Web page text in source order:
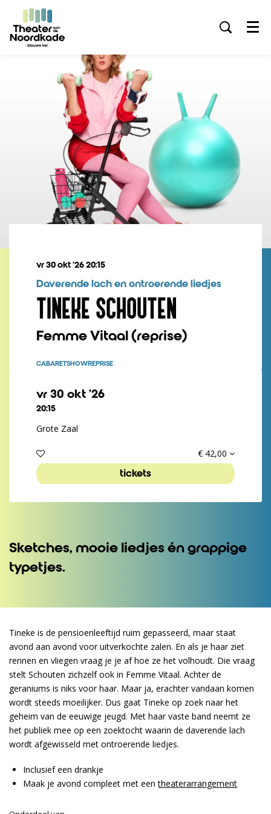
Menu
TINEKE SCHOUTEN
Femme Vitaal (reprise)
Daverende lach en ontroerende liedjes
vr 30 okt ’2620:15
CABARETSHOWREPRISE
vr 30 okt ’26
20:15
Grote Zaal
€ 42,00
tickets
Sketches, mooie liedjes én grappige
typetjes.
Tineke is de pensioenleeftijd ruim gepasseerd, maar staat
avond aan avond voor uitverkochte zalen. En als je haar ziet
rennen en vliegen vraag je je af hoe ze het volhoudt. Die vraag
stelt Schouten zichzelf ook in Femme Vitaal. Achter de
geraniums is niks voor haar. Maar ja, erachter vandaan komen
wordt steeds moeilijker. Dus gaat Tineke op zoek naar het
geheim van de eeuwige jeugd. Met haar vaste band neemt ze
het publiek mee op een zoektocht waarin de daverende lach
wordt afgewisseld met ontroerende liedjes.
Inclusief een drankje
Maak je avond compleet met eentheaterarrangement
Inzoomen